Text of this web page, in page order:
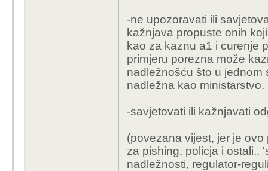
-ne upozoravati ili
kažnjava propuste onih
kao za kaznu a1 i curenje
primjeru porezna može
nadležnošću što u jednom
nadležna kao ministarstvo.
-savjetovati ili kažnjavati
(povezana vijest, jer je
za pishing, policja i ostali..
nadležnosti, regulator-